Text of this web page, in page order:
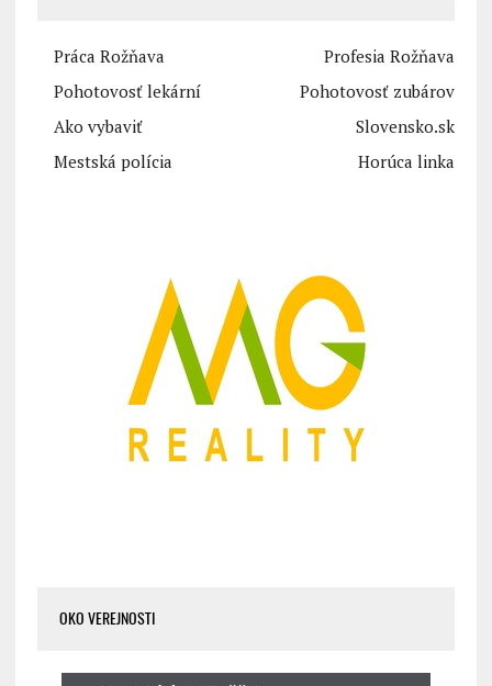
Práca Rožňava
Profesia Rožňava
Pohotovosť lekární
Pohotovosť zubárov
Ako vybaviť
Slovensko.sk
Mestská polícia
Horúca linka
OKO VEREJNOSTI